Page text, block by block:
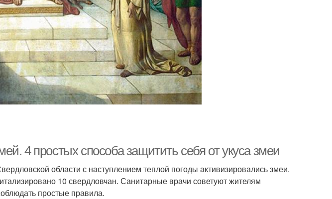
4 простых способа защитить себя от укуса змеи
области с наступлением теплой погоды активизировались змеи.
10 свердловчан. Санитарные врачи советуют жителям
простые правила.